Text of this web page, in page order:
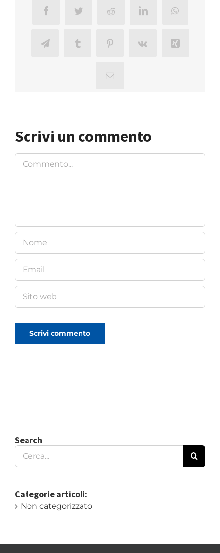
FacebookTwitter Reddit LinkedInWhatsApp
TelegramTumblr PinterestVk Xing
Email
Scrivi un commento
Commento
Search
Cerca
per:
Categorie articoli:
Non categorizzato